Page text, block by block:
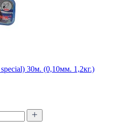
30м. (0,10мм. 1,2кг.)